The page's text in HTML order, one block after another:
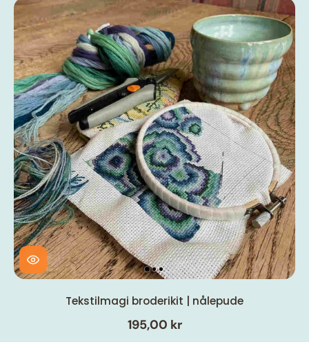
Tekstilmagi broderikit | nålepude
195,00 kr